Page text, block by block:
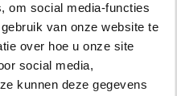
om social media-functies
van onze website te
over hoe u onze site
social media,
kunnen deze gegevens